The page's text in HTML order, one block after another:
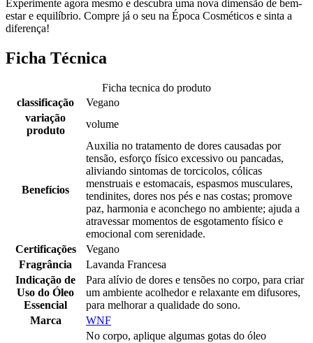
Experimente agora mesmo e descubra uma nova dimensão de bem-
estar e equilíbrio. Compre já o seu na Época Cosméticos e sinta a
diferença!
Ficha Técnica
Ficha tecnica do produto
classificação
Vegano
variação
produto
volume
Benefícios
Auxilia no tratamento de dores causadas por
tensão, esforço físico excessivo ou pancadas,
aliviando sintomas de torcicolos, cólicas
menstruais e estomacais, espasmos musculares,
tendinites, dores nos pés e nas costas; promove
paz, harmonia e aconchego no ambiente; ajuda a
atravessar momentos de esgotamento físico e
emocional com serenidade.
Certificações
Vegano
Fragrância
Lavanda Francesa
Indicação de
Uso do Óleo
Essencial
Para alívio de dores e tensões no corpo, para criar
um ambiente acolhedor e relaxante em difusores,
para melhorar a qualidade do sono.
Marca
WNF
No corpo, aplique algumas gotas do óleo